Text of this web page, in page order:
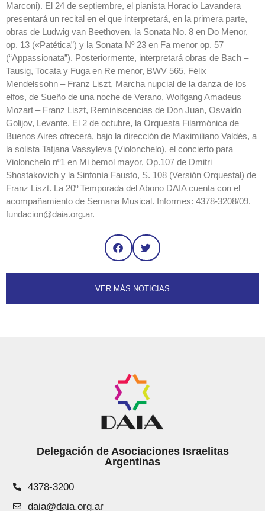
Marconi). El 24 de septiembre, el pianista Horacio Lavandera
presentará un recital en el que interpretará, en la primera parte,
obras de Ludwig van Beethoven, la Sonata No. 8 en Do Menor,
op. 13 («Patética”) y la Sonata Nº 23 en Fa menor op. 57
(“Appassionata”). Posteriormente, interpretará obras de Bach –
Tausig, Tocata y Fuga en Re menor, BWV 565, Félix
Mendelssohn – Franz Liszt, Marcha nupcial de la danza de los
elfos, de Sueño de una noche de Verano, Wolfgang Amadeus
Mozart – Franz Liszt, Reminiscencias de Don Juan, Osvaldo
Golijov, Levante. El 2 de octubre, la Orquesta Filarmónica de
Buenos Aires ofrecerá, bajo la dirección de Maximiliano Valdés, a
la solista Tatjana Vassyleva (Violonchelo), el concierto para
Violonchelo nº1 en Mi bemol mayor, Op.107 de Dmitri
Shostakovich y la Sinfonía Fausto, S. 108 (Versión Orquestal) de
Franz Liszt. La 20º Temporada del Abono DAIA cuenta con el
acompañamiento de Semana Musical. Informes: 4378-3208/09.
fundacion@daia.org.ar.
VER MÁS NOTICIAS
Delegación de Asociaciones Israelitas
Argentinas
4378-3200
daia@daia.org.ar